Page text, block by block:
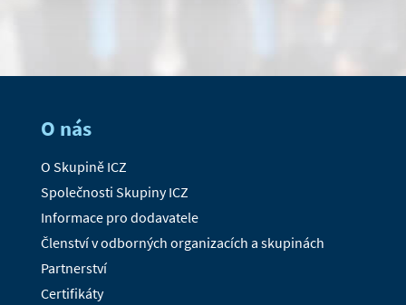
O nás
O Skupině ICZ
Společnosti Skupiny ICZ
Informace pro dodavatele
Členství v odborných organizacích a skupinách
Partnerství
Certifikáty